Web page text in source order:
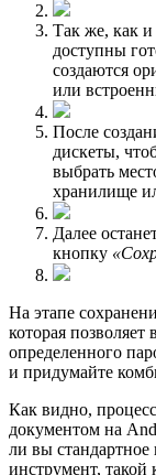
Так же, как
доступны
создаются
или
После
дискеты,
выбрать
хранилище
Далее
кнопку
На этапе
которая позволяет
определенного
и придумайте
Как видно,
документом на
ли вы
инструмент, такой